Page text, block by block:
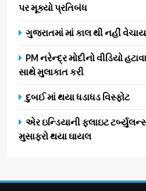
પર મૂક્યો પ્રતિબંધ
ગુજરાતમાં માં કાલ થી નહીં
PM નરેન્દ્ર મોદીનો વીડિયો
સાથે મુલાકાત કરી
દુબઈ માં થયા ધડાધડ વિસ્ફોટ
એર ઇન્ડિયાની ફ્લાઇટ
મુસાફરો થયા ઘાયલ